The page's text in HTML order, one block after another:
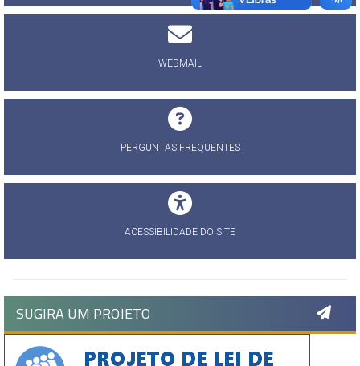
WEBMAIL
PERGUNTAS FREQUENTES
ACESSIBILIDADE DO SITE
SUGIRA UM PROJETO